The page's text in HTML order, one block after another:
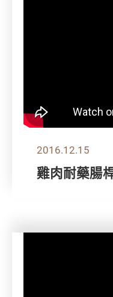
2016.12.15
雞肉耐藥腸